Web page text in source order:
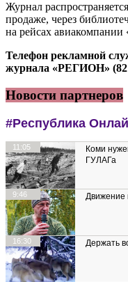
Журнал
продаже, через
на рейсах авиакомпании
Телефон рекламной
журнала «РЕГИОН»
Новости партнеров